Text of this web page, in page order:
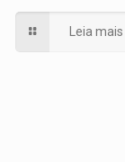
Leia mais